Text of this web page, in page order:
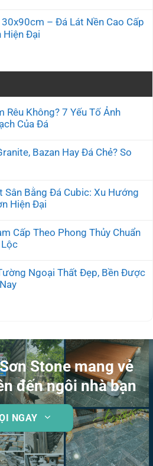
– Đá Lát Nền Cao Cấp
Hiện Đại
Rêu Không? 7 Yếu Tố Ảnh
Của Đá
Bazan Hay Đá Chẻ? So
Sân Bằng Đá Cubic: Xu Hướng
Hiện Đại
Cấp Theo Phong Thủy Chuẩn
Lộc
Ngoại Thất Đẹp, Bền Được
Stone mang vẻ
đến ngôi nhà bạn
NGAY